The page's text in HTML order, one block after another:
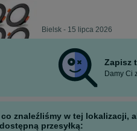
Bielsk - 15 lipca 2026
Zapisz
Damy Ci
znaleźliśmy w tej lokalizacji,
przesyłką: